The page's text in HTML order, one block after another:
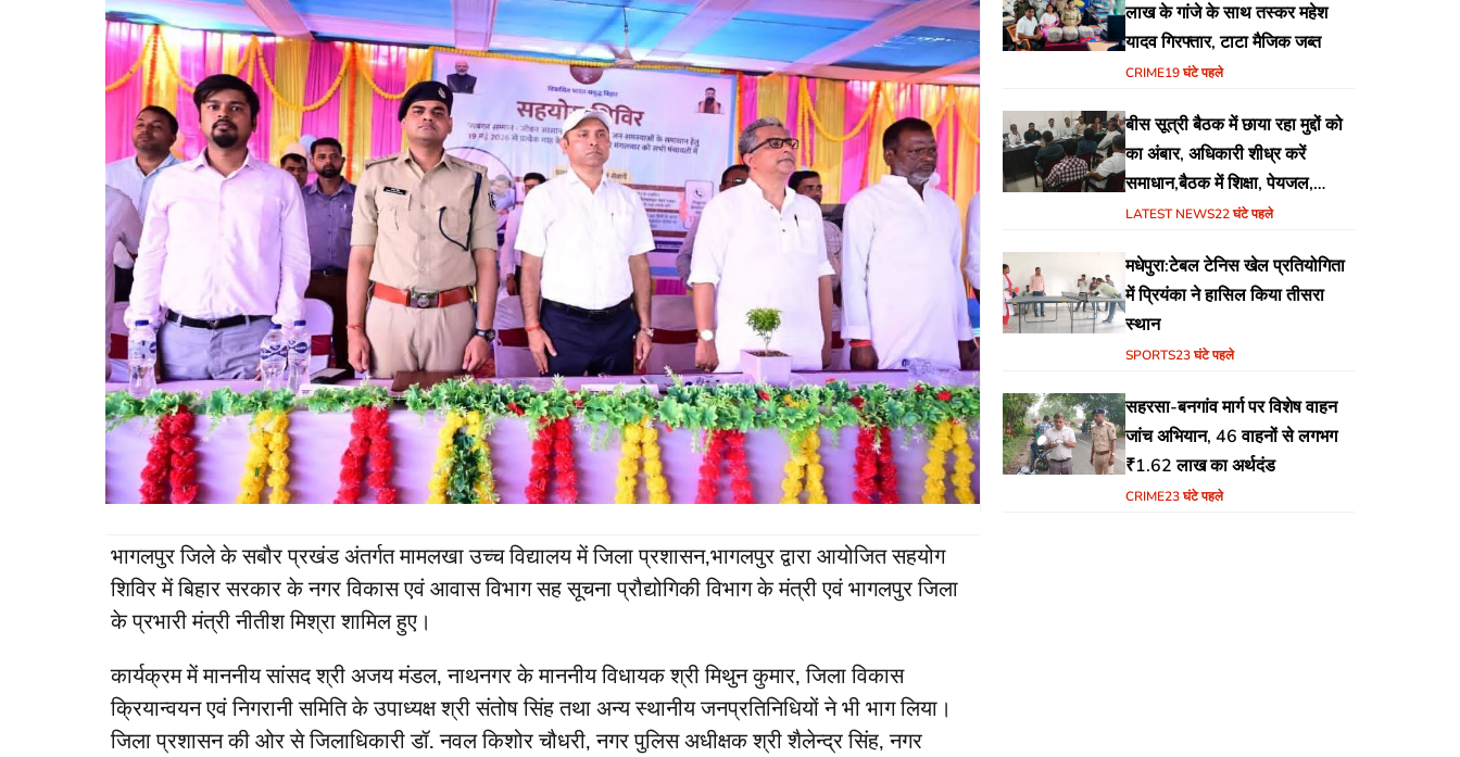
भागलपुर जिले के सबौर प्रखंड अंतर्गत मामलखा उच्च विद्यालय में जिला प्रशासन,भागलपुर द्वारा आयोजित सहयोग
शिविर में बिहार सरकार के नगर विकास एवं आवास विभाग सह सूचना प्रौद्योगिकी विभाग के मंत्री एवं भागलपुर जिला
के प्रभारी मंत्री नीतीश मिश्रा शामिल हुए।
कार्यक्रम में माननीय सांसद श्री अजय मंडल, नाथनगर के माननीय विधायक श्री मिथुन कुमार, जिला विकास
क्रियान्वयन एवं निगरानी समिति के उपाध्यक्ष श्री संतोष सिंह तथा अन्य स्थानीय जनप्रतिनिधियों ने भी भाग लिया।
जिला प्रशासन की ओर से जिलाधिकारी डॉ. नवल किशोर चौधरी, नगर पुलिस अधीक्षक श्री शैलेन्द्र सिंह, नगर
लाख के गांजे के साथ तस्कर महेश
यादव गिरफ्तार, टाटा मैजिक जब्त
CRIME19 घंटे पहले
बीस सूत्री बैठक में छाया रहा मुद्दों को
का अंबार, अधिकारी शीध्र करें
समाधान,बैठक में शिक्षा, पेयजल,
जलजमाव,आवास ,व किसानों के
LATEST NEWS22 घंटे पहले
मधेपुरा:टेबल टेनिस खेल प्रतियोगिता
में प्रियंका ने हासिल किया तीसरा
स्थान
SPORTS23 घंटे पहले
सहरसा-बनगांव मार्ग पर विशेष वाहन
जांच अभियान, 46 वाहनों से लगभग
₹1.62 लाख का अर्थदंड
CRIME23 घंटे पहले